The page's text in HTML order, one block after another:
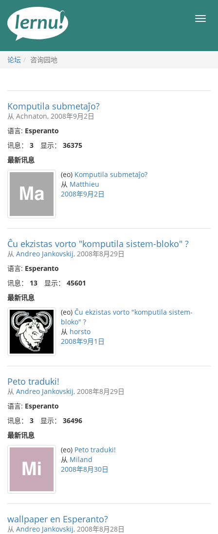
目
论坛 咨询园地
Komputila submetaĵo?
从 Achnaton, 2008年9月2日
语言: Esperanto
讯息： 3 显示： 36375
最新讯息
(eo) Komputila submetaĵo?
从 Matthieu
2008年9月2日
Ĉu ekzistas vorto "komputila sistem-bloko" ?
从 Andreo Jankovskij, 2008年8月29日
语言: Esperanto
讯息： 13 显示： 45601
最新讯息
(eo) Ĉu ekzistas vorto "komputila sistem-
bloko" ?
从 horsto
2008年9月1日
Peto traduki!
从 Andreo Jankovskij, 2008年8月29日
语言: Esperanto
讯息： 3 显示： 36496
最新讯息
(eo) Peto traduki!
从 Miland
2008年8月30日
wallpaper en Esperanto?
从 Andreo Jankovskij, 2008年8月28日